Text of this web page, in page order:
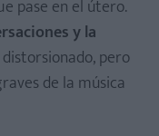
pase en el útero.
y la
pero
de la música